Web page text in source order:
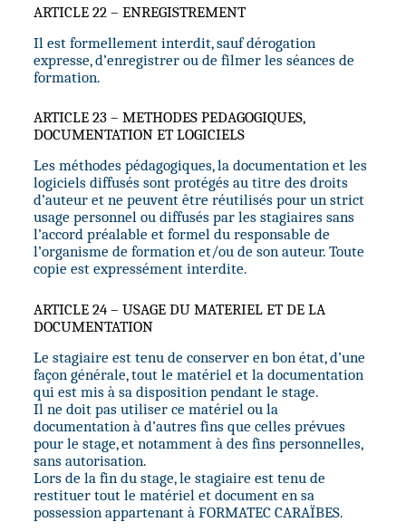
ARTICLE 22 – ENREGISTREMENT
Il est formellement interdit, sauf dérogation
expresse, d’enregistrer ou de filmer les séances de
formation.
ARTICLE 23 – METHODES PEDAGOGIQUES,
DOCUMENTATION ET LOGICIELS
Les méthodes pédagogiques, la documentation et les
logiciels diffusés sont protégés au titre des droits
d’auteur et ne peuvent être réutilisés pour un strict
usage personnel ou diffusés par les stagiaires sans
l’accord préalable et formel du responsable de
l’organisme de formation et/ou de son auteur. Toute
copie est expressément interdite.
ARTICLE 24 – USAGE DU MATERIEL ET DE LA
DOCUMENTATION
Le stagiaire est tenu de conserver en bon état, d’une
façon générale, tout le matériel et la documentation
qui est mis à sa disposition pendant le stage.
Il ne doit pas utiliser ce matériel ou la
documentation à d’autres fins que celles prévues
pour le stage, et notamment à des fins personnelles,
sans autorisation.
Lors de la fin du stage, le stagiaire est tenu de
restituer tout le matériel et document en sa
possession appartenant à FORMATEC CARAÏBES.